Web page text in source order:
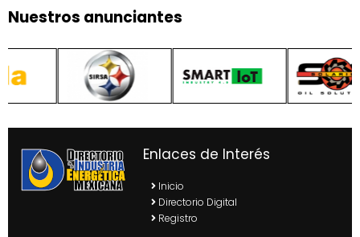
Nuestros anunciantes
Enlaces de Interés
Inicio
Directorio Digital
Registro